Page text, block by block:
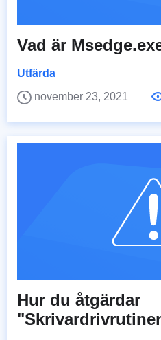
Vad är
Utfärda
november 23, 2021
Hur du åtgärdar